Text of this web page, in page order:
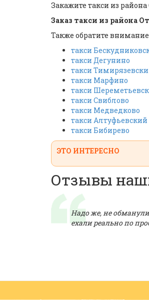
Закажите такси из
Заказ такси из района
Также обратите внимание
такси
такси Дегунино
такси
такси Марфино
такси
такси Свиблово
такси Медведково
такси Алтуфьевский
такси Бибирево
ЭТО ИНТЕРЕСНО
Отзывы
Надо же, не
ехали реально по